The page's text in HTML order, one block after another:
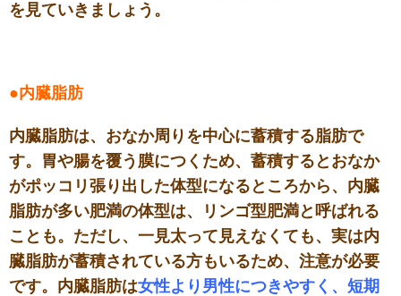
を見ていきましょう。
●内臓脂肪
内臓脂肪は、おなか周りを中心に蓄積する脂肪で
す。胃や腸を覆う膜につくため、蓄積するとおなか
がポッコリ張り出した体型になるところから、内臓
脂肪が多い肥満の体型は、リンゴ型肥満と呼ばれる
ことも。ただし、一見太って見えなくても、実は内
臓脂肪が蓄積されている方もいるため、注意が必要
です。内臓脂肪は女性より男性につきやすく、短期